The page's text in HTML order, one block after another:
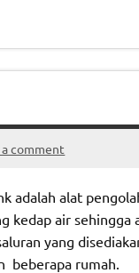
a comment
adalah alat
kedap air
yang
beberapa rumah.